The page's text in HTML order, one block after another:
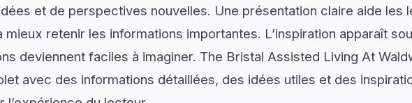
et de perspectives nouvelles. Une présentation claire aide les
retenir les informations importantes. L’inspiration apparaît
deviennent faciles à imaginer. The Bristal Assisted Living At
avec des informations détaillées, des idées utiles et des